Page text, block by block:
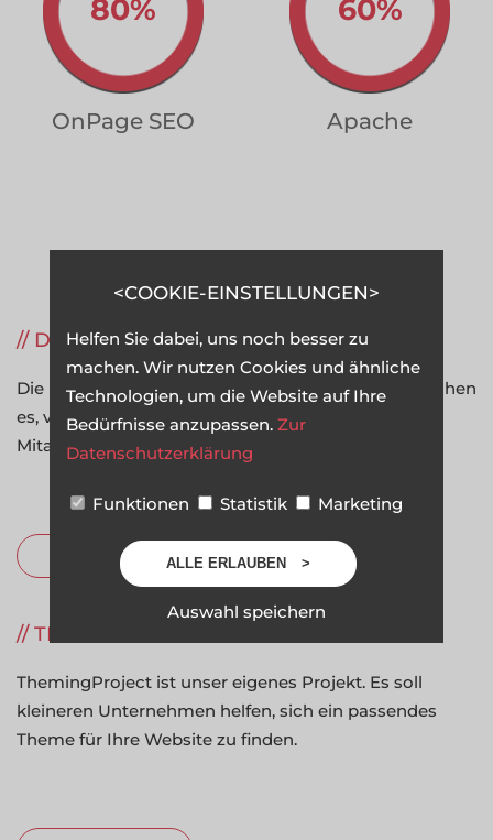
80%
OnPage SEO
60%
Apache
---------------
DNLA
Die Potenzialanalyse-Verfahren von DNLA ermöglichen
es, verdeckte Potenziale und Fähigkeiten von
Mitarbeitern zu entdecken.
DETAILS
THEMINGPROJECT
ThemingProject ist unser eigenes Projekt. Es soll
kleineren Unternehmen helfen, sich ein passendes
Theme für Ihre Website zu finden.
COOKIE-EINSTELLUNGEN
Helfen Sie dabei, uns noch besser zu
machen. Wir nutzen Cookies und ähnliche
Technologien, um die Website auf Ihre
Bedürfnisse anzupassen. Zur
Datenschutzerklärung
Funktionen Statistik Marketing
ALLE ERLAUBEN
Auswahl speichern